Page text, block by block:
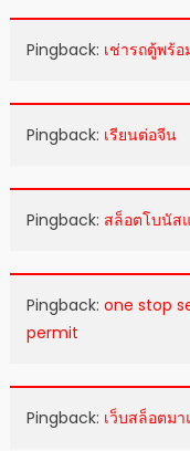
Pingback: เช่ารถตู้พร้
Pingback: เรียนต่อจีน
Pingback: สล็อตโบนัส
Pingback: one stop
permit
Pingback: เว็บสล็อตม